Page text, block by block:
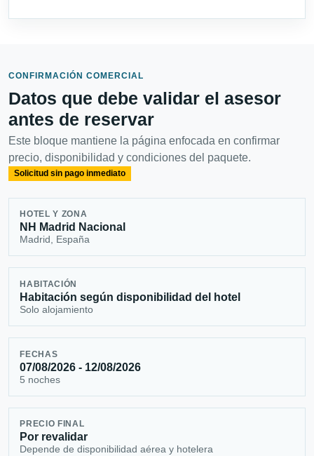
CONFIRMACIÓN COMERCIAL
Datos que debe validar el asesor
antes de reservar
Este bloque mantiene la página enfocada en confirmar
precio, disponibilidad y condiciones del paquete.
Solicitud sin pago inmediato
HOTEL Y ZONA
NH Madrid Nacional
Madrid, España
HABITACIÓN
Habitación según disponibilidad del hotel
Solo alojamiento
FECHAS
07/08/2026 - 12/08/2026
5 noches
PRECIO FINAL
Por revalidar
Depende de disponibilidad aérea y hotelera